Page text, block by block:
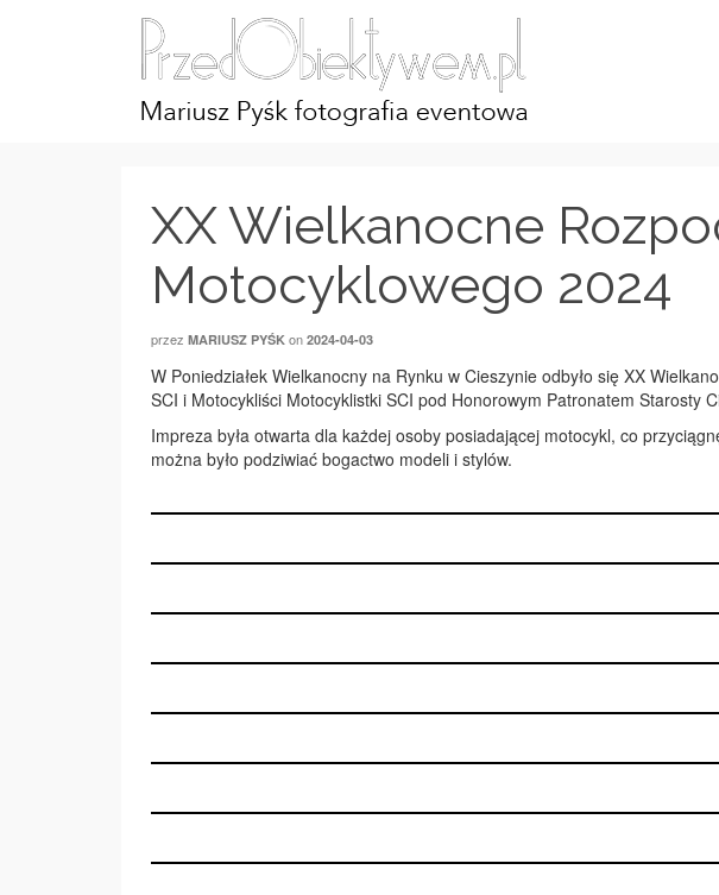
XX Wielkanocne
Motocyklowego 2024
przez MARIUSZ PYŚK on 2024-04-03
W Poniedziałek Wielkanocny na Rynku w Cieszynie odbyło się XX
SCI i Motocykliści Motocyklistki SCI pod Honorowym Patronatem Starosty
Impreza była otwarta dla każdej osoby posiadającej motocykl, co
można było podziwiać bogactwo modeli i stylów.